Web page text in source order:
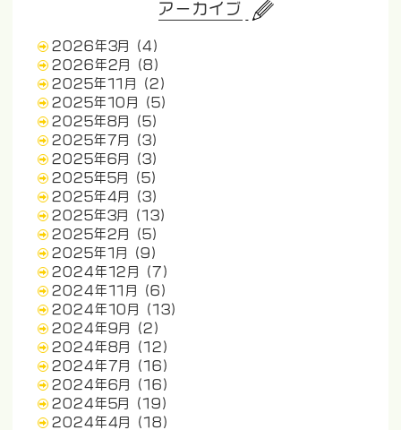
アーカイブ
2026年3月
(4)
2026年2月
(8)
2025年11月
(2)
2025年10月
(5)
2025年8月
(5)
2025年7月
(3)
2025年6月
(3)
2025年5月
(5)
2025年4月
(3)
2025年3月
(13)
2025年2月
(5)
2025年1月
(9)
2024年12月
(7)
2024年11月
(6)
2024年10月
(13)
2024年9月
(2)
2024年8月
(12)
2024年7月
(16)
2024年6月
(16)
2024年5月
(19)
2024年4月
(18)